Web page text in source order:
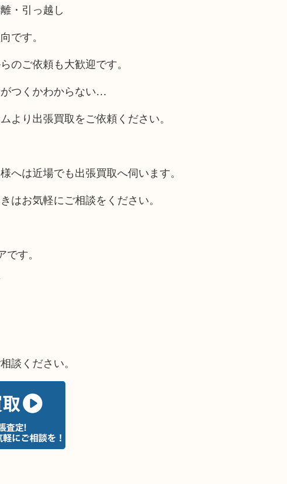
・引っ越し
です。
のご依頼も大歓迎です。
つくかわからない…
より出張買取をご依頼ください。
へは近場でも出張買取へ伺います。
はお気軽にご相談をください。
す。
談ください。